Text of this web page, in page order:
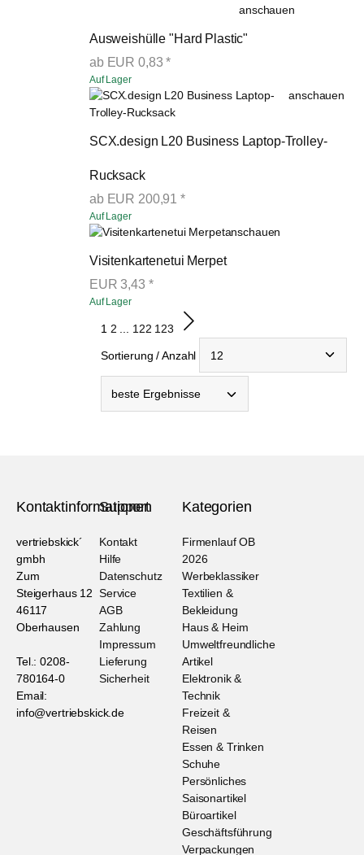
anschauen
Ausweishülle "Hard Plastic"
ab EUR 0,83 *
Auf Lager
anschauen
SCX.design L20 Business Laptop-Trolley-
Rucksack
ab EUR 200,91 *
Auf Lager
anschauen
Visitenkartenetui Merpet
EUR 3,43 *
Auf Lager
1 2 122 123
Sortierung / Anzahl
Kontaktinformationen
vertriebskick´
gmbh
Zum
Steigerhaus 12
46117
Oberhausen
Tel.: 0208-
780164-0
Email:
info@vertriebskick.de
Support
Kontakt
Hilfe
Datenschutz
Service
AGB
Zahlung
Impressum
Lieferung
Sicherheit
Kategorien
Firmenlauf OB
2026
Werbeklassiker
Textilien &
Bekleidung
Haus & Heim
Umweltfreundliche
Artikel
Elektronik &
Technik
Freizeit &
Reisen
Essen & Trinken
Schuhe
Persönliches
Saisonartikel
Büroartikel
Geschäftsführung
Verpackungen